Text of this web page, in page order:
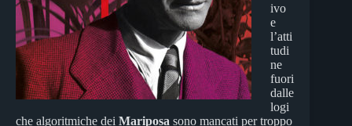
ivo
e
l’atti
tudi
ne
fuori
dalle
logi
che algoritmiche dei Mariposa sono mancati per troppo